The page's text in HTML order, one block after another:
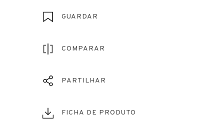
GUARDAR
COMPARAR
PARTILHAR
FICHA DE PRODUTO